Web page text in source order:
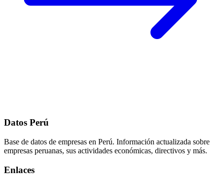
Datos Perú
Base de datos de empresas en Perú. Información actualizada sobre
empresas peruanas, sus actividades económicas, directivos y más.
Enlaces